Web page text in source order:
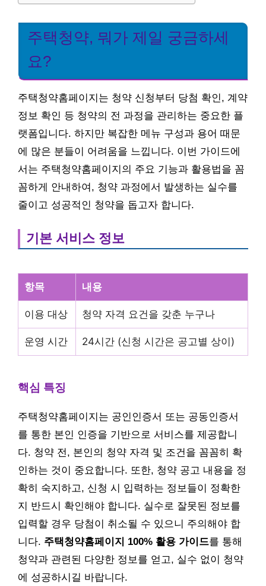
주택청약, 뭐가 제일 궁금하세
요?
주택청약홈페이지는 청약 신청부터 당첨 확인, 계약
정보 확인 등 청약의 전 과정을 관리하는 중요한 플
랫폼입니다. 하지만 복잡한 메뉴 구성과 용어 때문
에 많은 분들이 어려움을 느낍니다. 이번 가이드에
서는 주택청약홈페이지의 주요 기능과 활용법을 꼼
꼼하게 안내하여, 청약 과정에서 발생하는 실수를
줄이고 성공적인 청약을 돕고자 합니다.
기본 서비스 정보
항목 내용
이용 대상 청약 자격 요건을 갖춘 누구나
운영 시간 24시간 (신청 시간은 공고별 상이)
핵심 특징
주택청약홈페이지는 공인인증서 또는 공동인증서
를 통한 본인 인증을 기반으로 서비스를 제공합니
다. 청약 전, 본인의 청약 자격 및 조건을 꼼꼼히 확
인하는 것이 중요합니다. 또한, 청약 공고 내용을 정
확히 숙지하고, 신청 시 입력하는 정보들이 정확한
지 반드시 확인해야 합니다. 실수로 잘못된 정보를
입력할 경우 당첨이 취소될 수 있으니 주의해야 합
니다. 주택청약홈페이지 100% 활용 가이드를 통해
청약과 관련된 다양한 정보를 얻고, 실수 없이 청약
에 성공하시길 바랍니다.